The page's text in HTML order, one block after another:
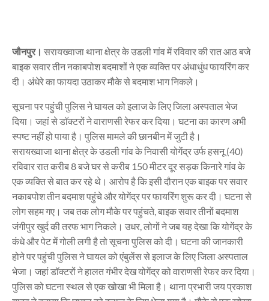
जौनपुर। सरायख्वाजा थाना क्षेत्र के उडली गांव में रविवार की रात आठ बजे
बाइक सवार तीन नकाबपोश बदमाशों ने एक व्यक्ति पर अंधाधुंध फायरिंग कर
दी। अंधेरे का फायदा उठाकर मौके से बदमाश भाग निकले।
सूचना पर पहुंची पुलिस ने घायल को इलाज के लिए जिला अस्पताल भेज
दिया। जहां से डाॅक्टरों ने वाराणसी रेफर कर दिया। घटना का कारण अभी
स्पष्ट नहीं हो पाया है। पुलिस मामले की छानबीन में जुटी है।
सरायख्वाजा थाना क्षेत्र के उडली गांव के निवासी योगेंद्र उर्फ हसनू (40)
रविवार रात करीब 8 बजे घर से करीब 150 मीटर दूर सड़क किनारे गांव के
एक व्यक्ति से बात कर रहे थे। आरोप है कि इसी दौरान एक बाइक पर सवार
नकाबपोश तीन बदमाश पहुंचे और योगेंद्र पर फायरिंग शुरू कर दी। घटना से
लोग सहम गए। जब तक लोग मौके पर पहुंचते, बाइक सवार तीनों बदमाश
जंगीपुर खुर्द की तरफ भाग निकले। उधर, लोगों ने जब यह देखा कि योगेंद्र के
कंधे और पेट में गोली लगी है तो सूचना पुलिस को दी। घटना की जानकारी
होने पर पहुंची पुलिस ने घायल को एंबुलेंस से इलाज के लिए जिला अस्पताल
भेजा। जहां डॉक्टरों ने हालत गंभीर देख योगेंद्र को वाराणसी रेफर कर दिया।
पुलिस को घटना स्थल से एक खोखा भी मिला है। थाना प्रभारी जय प्रकाश